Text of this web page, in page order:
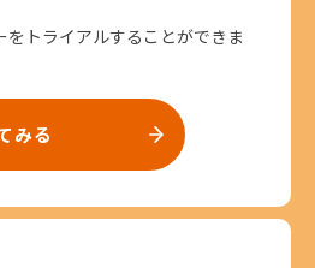
をトライアルすることができま
みる